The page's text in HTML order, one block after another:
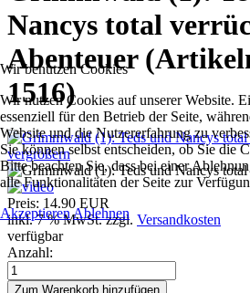
Nancys total
Abenteuer
1516)
vergrößern
Preis: 14.90 EUR
inkl. 7 % MwSt. zzgl. Versandkosten
verfügbar
Anzahl:
Wir benutzen Cookies
Wir nutzen Cookies auf unserer Website.
essenziell für den Betrieb der Seite,
Website und die Nutzererfahrung zu
Sie können selbst entscheiden, ob Sie die
Bitte beachten Sie, dass bei einer
alle Funktionalitäten der Seite zur
Akzeptieren Ablehnen